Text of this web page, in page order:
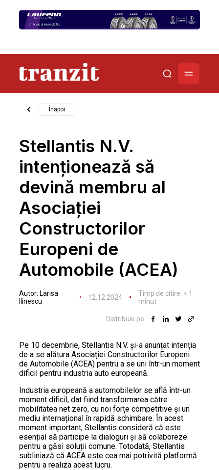
Înapoi
Stellantis N.V.
intenționează să
devină membru al
Asociației
Constructorilor
Europeni de
Automobile (ACEA)
Autor: Larisa
Ilinescu
12.12.2024 Timp de citire: < 1
minut
Distribuie pe
Pe 10 decembrie, Stellantis N.V. și-a anunțat intenția
de a se alătura Asociației Constructorilor Europeni
de Automobile (ACEA) pentru a se uni într-un moment
dificil pentru industria auto europeană.
Industria europeană a automobilelor se află într-un
moment dificil, dat fiind transformarea către
mobilitatea net zero, cu noi forțe competitive și un
mediu internațional în rapidă schimbare. În acest
moment important, Stellantis consideră că este
esențial să participe la dialoguri și să colaboreze
pentru a găsi soluții comune. Totodată, Stellantis
subliniază că ACEA este cea mai potrivită platformă
pentru a realiza acest lucru.